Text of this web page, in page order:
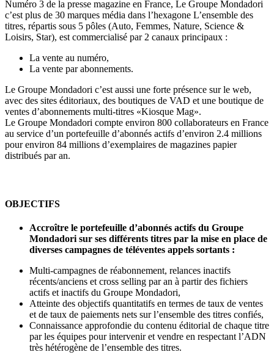
Numéro 3 de la presse magazine en France, Le Groupe Mondadori
c’est plus de 30 marques média dans l’hexagone L’ensemble des
titres, répartis sous 5 pôles (Auto, Femmes, Nature, Science &
Loisirs, Star), est commercialisé par 2 canaux principaux :
La vente au numéro,
La vente par abonnements.
Le Groupe Mondadori c’est aussi une forte présence sur le web,
avec des sites éditoriaux, des boutiques de VAD et une boutique de
ventes d’abonnements multi-titres «Kiosque Mag».
Le Groupe Mondadori compte environ 800 collaborateurs en France
au service d’un portefeuille d’abonnés actifs d’environ 2.4 millions
pour environ 84 millions d’exemplaires de magazines papier
distribués par an.
OBJECTIFS
Accroître le portefeuille d’abonnés actifs du Groupe
Mondadori sur ses différents titres par la mise en place de
diverses campagnes de téléventes appels sortants :
Multi-campagnes de réabonnement, relances inactifs
récents/anciens et cross selling par an à partir des fichiers
actifs et inactifs du Groupe Mondadori,
Atteinte des objectifs quantitatifs en termes de taux de ventes
et de taux de paiements nets sur l’ensemble des titres confiés,
Connaissance approfondie du contenu éditorial de chaque titre
par les équipes pour intervenir et vendre en respectant l’ADN
très hétérogène de l’ensemble des titres.